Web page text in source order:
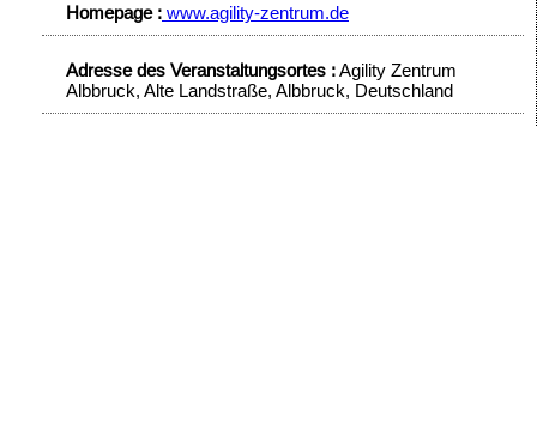
Homepage : www.agility-zentrum.de
Adresse des Veranstaltungsortes :Agility Zentrum
Albbruck, Alte Landstraße, Albbruck, Deutschland